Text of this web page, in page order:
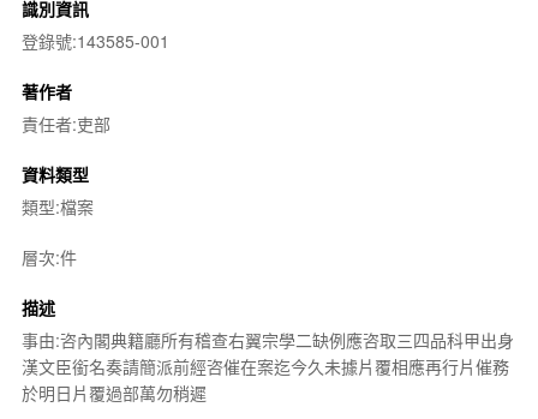
識別資訊
登錄號:143585-001
著作者
責任者:吏部
資料類型
類型:檔案
層次:件
描述
事由:咨內閣典籍廳所有稽查右翼宗學二缺例應咨取三四品科甲出身
漢文臣銜名奏請簡派前經咨催在案迄今久未據片覆相應再行片催務
於明日片覆過部萬勿稍遲